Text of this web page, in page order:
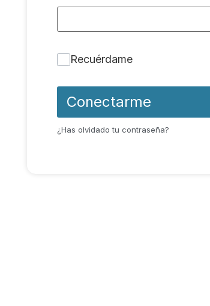
Recuérdame
Conectarme
¿Has olvidado tu contraseña?